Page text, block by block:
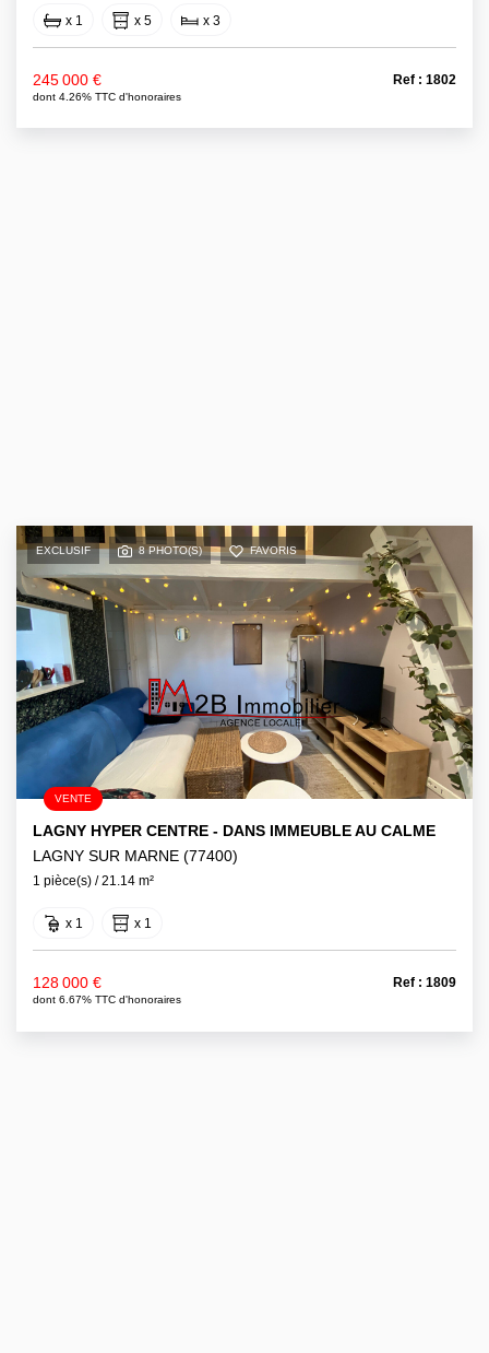
x 1 x 5 x 3
245 000 €
dont 4.26% TTC d'honoraires
Ref : 1802
EXCLUSIF 8 PHOTO(S) FAVORIS
VENTE
LAGNY HYPER CENTRE - DANS IMMEUBLE AU CALME
LAGNY SUR MARNE (77400)
1 pièce(s) / 21.14 m²
x 1 x 1
128 000 €
dont 6.67% TTC d'honoraires
Ref : 1809